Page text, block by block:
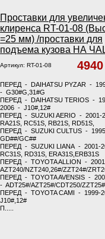
Проставки для
клиренса RT-01-08
=25 мм) /проставки для
подъема кузова НА
Артикул: RT-01-08
ПЕРЕД - DAIHATSU PYZAR -
- G30#G,31#G
ПЕРЕД - DAIHATSU TERIOS -
2006 - J10#,12#
ПЕРЕД - SUZUKI AERIO - 2001-
RA21S, RC51S, RB21S, RD51S,
ПЕРЕД - SUZUKI CULTUS -
GD##/GC##
ПЕРЕД - SUZUKI LIANA - 2001-
RC31S, RD31S, ERA31S,ERB31S
ПЕРЕД - TOYOTA ALLION -
AZT240/NZT240,26#/ZZT24#/
ПЕРЕД - TOYOTA AVENSIS -
- ADT25#/AZT25#/CDT250/ZZT25#
ПЕРЕД - TOYOTA CAMI - 1999-
J10#,12#
П.....